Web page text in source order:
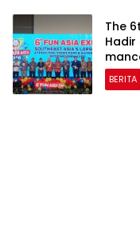
The
BERITA